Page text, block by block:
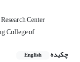
Center
College of
چکیده
English